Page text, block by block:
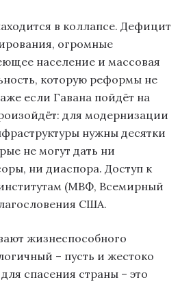
в коллапсе. Дефицит
огромные
население и массовая
которую реформы не
если Гавана пойдёт на
для модернизации
нужны десятки
не могут дать ни
ни диаспора. Доступ к
(МВФ, Всемирный
США.
жизнеспособного
– пусть и жестоко
спасения страны – это